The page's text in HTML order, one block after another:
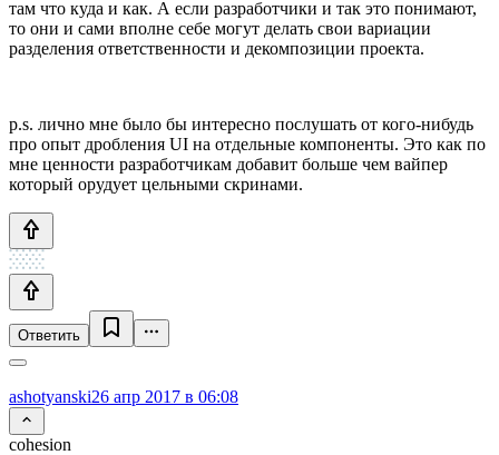
там что куда и как. А если разработчики и так это понимают,
то они и сами вполне себе могут делать свои вариации
разделения ответственности и декомпозиции проекта.
p.s. лично мне было бы интересно послушать от кого-нибудь
про опыт дробления UI на отдельные компоненты. Это как по
мне ценности разработчикам добавит больше чем вайпер
который орудует цельными скринами.
Ответить
ashotyanski26 апр 2017 в 06:08
cohesion